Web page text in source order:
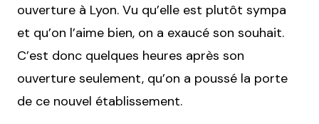
ouverture à Lyon. Vu qu’elle est plutôt sympa
et qu’on l’aime bien, on a exaucé son souhait.
C’est donc quelques heures après son
ouverture seulement, qu’on a poussé la porte
de ce nouvel établissement.